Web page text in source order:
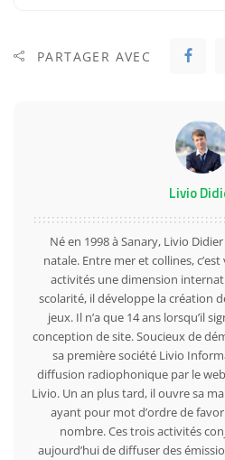
PARTAGER AVEC
Livio
Né en 1998 à Sanary, Livio
natale. Entre mer et collines,
activités une dimension
scolarité, il développe la création
jeux. Il n’a que 14 ans lorsqu’il
conception de site. Soucieux de
sa première société Livio
diffusion radiophonique par le
Livio. Un an plus tard, il ouvre sa
ayant pour mot d’ordre de
nombre. Ces trois activités
aujourd’hui de diffuser des